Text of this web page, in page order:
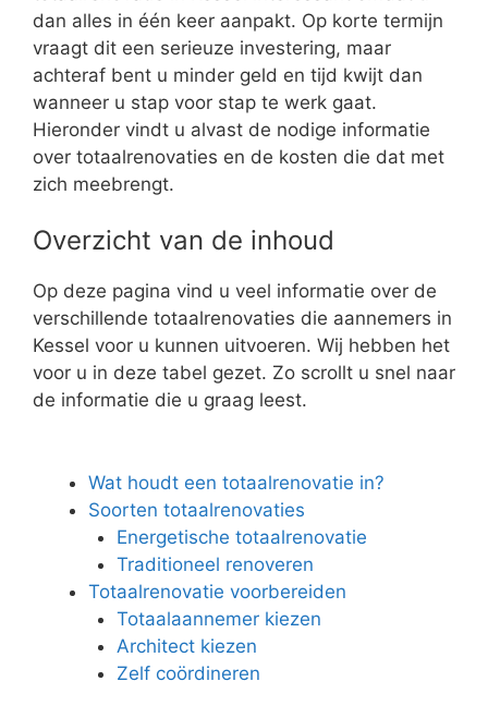
dan alles in één keer aanpakt. Op korte termijn
vraagt dit een serieuze investering, maar
achteraf bent u minder geld en tijd kwijt dan
wanneer u stap voor stap te werk gaat.
Hieronder vindt u alvast de nodige informatie
over totaalrenovaties en de kosten die dat met
zich meebrengt.
Overzicht van de inhoud
Op deze pagina vind u veel informatie over de
verschillende totaalrenovaties die aannemers in
Kessel voor u kunnen uitvoeren. Wij hebben het
voor u in deze tabel gezet. Zo scrollt u snel naar
de informatie die u graag leest.
Wat houdt een totaalrenovatie in?
Soorten totaalrenovaties
Energetische totaalrenovatie
Traditioneel renoveren
Totaalrenovatie voorbereiden
Totaalaannemer kiezen
Architect kiezen
Zelf coördineren